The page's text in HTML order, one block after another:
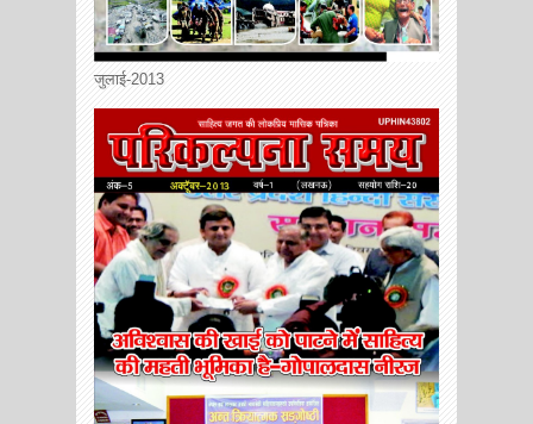
जुलाई-2013